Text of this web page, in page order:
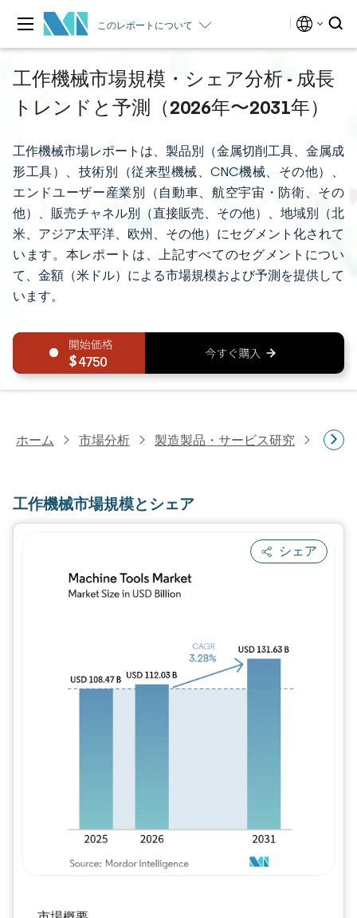
このレポートについて
工作機械市場規模・シェア分析 - 成長
トレンドと予測（2026年〜2031年）
工作機械市場レポートは、製品別（金属切削工具、金属成
形工具）、技術別（従来型機械、CNC機械、その他）、
エンドユーザー産業別（自動車、航空宇宙・防衛、その
他）、販売チャネル別（直接販売、その他）、地域別（北
米、アジア太平洋、欧州、その他）にセグメント化されて
います。本レポートは、上記すべてのセグメントについ
て、金額（米ドル）による市場規模および予測を提供して
います。
4750
ホーム 市場分析 製造製品・サービス研究 金属
工作機械市場規模とシェア
シェア